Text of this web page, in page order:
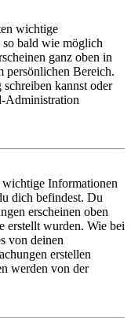
wichtige
so bald wie möglich
ganz oben in
persönlichen Bereich.
kannst oder
Administration
wichtige Informationen
dich befindest. Du
erscheinen oben
erstellt wurden. Wie bei
von deinen
erstellen
werden von der